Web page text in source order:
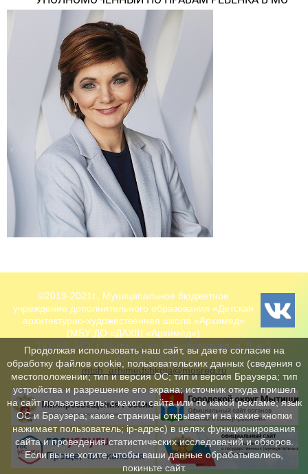
©2019-2021г., Муниципальное бюджетное
учреждение дополнительного образования «Детская
архитектурно-художественная школа «Архимед»
(МБУ ДО «ДАХШ «Архимед»)
141006, МО, г. Мытищи, ул. Белобородова, д. 9, к. 1
+7 495 780 70 31
mtsh_arhimedshkola@mosreg.ru
Продолжая использовать наш сайт, вы даете согласие на
обработку файлов cookie, пользовательских данных (сведения о
местоположении; тип и версия ОС; тип и версия Браузера; тип
устройства и разрешение его экрана; источник откуда пришел
на сайт пользователь; с какого сайта или по какой рекламе; язык
ОС и Браузера; какие страницы открывает и на какие кнопки
нажимает пользователь; ip-адрес) в целях функционирования
сайта и проведения статистических исследований и обзоров.
Если вы не хотите, чтобы ваши данные обрабатывались,
покиньте сайт.